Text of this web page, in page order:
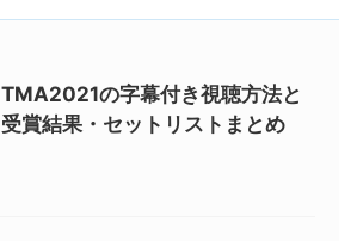
TMA2021の字幕付き視聴方法と
受賞結果・セットリストまとめ